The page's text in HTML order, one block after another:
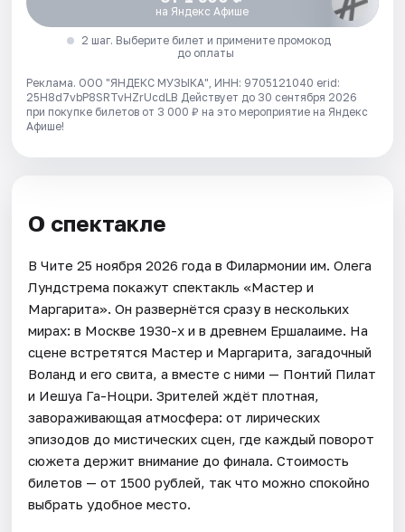
на Яндекс Афише
2 шаг. Выберите билет и примените промокод
до оплаты
Реклама. ООО "ЯНДЕКС МУЗЫКА", ИНН: 9705121040 erid:
25H8d7vbP8SRTvHZrUcdLB Действует до 30 сентября 2026
при покупке билетов от 3 000 ₽ на это мероприятие на Яндекс
Афише!
О спектакле
В Чите 25 ноября 2026 года в Филармонии им. Олега
Лундстрема покажут спектакль «Мастер и
Маргарита». Он развернётся сразу в нескольких
мирах: в Москве 1930-х и в древнем Ершалаиме. На
сцене встретятся Мастер и Маргарита, загадочный
Воланд и его свита, а вместе с ними — Понтий Пилат
и Иешуа Га-Ноцри. Зрителей ждёт плотная,
завораживающая атмосфера: от лирических
эпизодов до мистических сцен, где каждый поворот
сюжета держит внимание до финала. Стоимость
билетов — от 1500 рублей, так что можно спокойно
выбрать удобное место.